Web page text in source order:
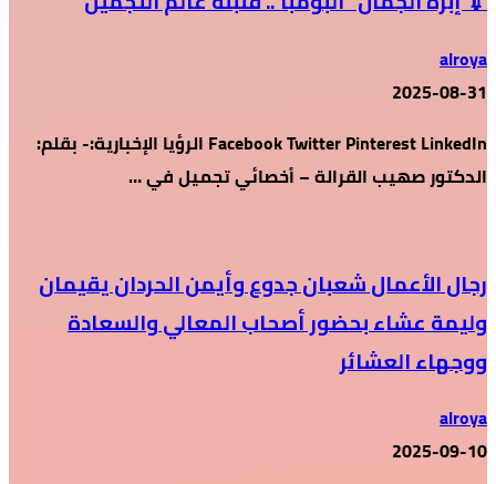
alroya
2025-08-31
Facebook Twitter Pinterest LinkedIn الرؤيا الإخبارية:- بقلم:
الدكتور صهيب القرالة – أخصائي تجميل في …
رجال الأعمال شعبان جدوع وأيمن الحردان يقيمان
وليمة عشاء بحضور أصحاب المعالي والسعادة
ووجهاء العشائر
alroya
2025-09-10